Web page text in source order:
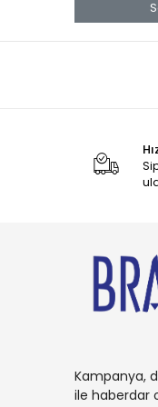
bluey
BURT'S
Kampanya,
ile haberdar